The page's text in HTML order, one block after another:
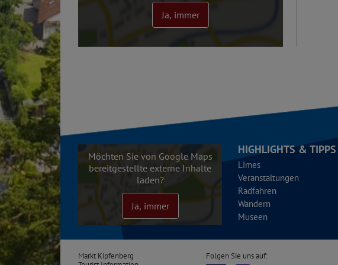
Ja, immer
Möchten Sie von Google Maps
bereitgestellte externe Inhalte
laden?
Ja, immer
HIGHLIGHTS & TIPPS
Limes
Veranstaltungen
Radfahren
Wandern
Museen
Markt Kipfenberg
Folgen Sie uns auf: